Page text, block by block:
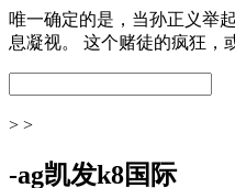
唯一确定的是，当孙正义举
息凝视。 这个赌徒的疯狂，
> >
-ag凯发k8国际